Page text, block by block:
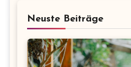
Neuste Beiträge